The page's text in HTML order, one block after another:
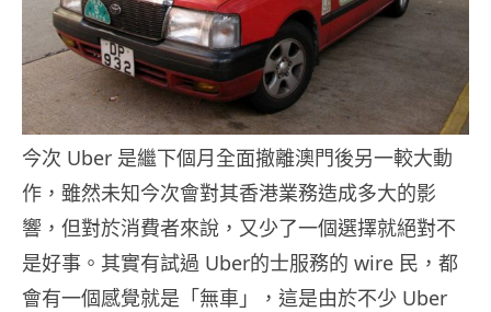
今次 Uber 是繼下個月全面撤離澳門後另一較大動
作，雖然未知今次會對其香港業務造成多大的影
響，但對於消費者來說，又少了一個選擇就絕對不
是好事。其實有試過 Uber的士服務的 wire 民，都
會有一個感覺就是「無車」，這是由於不少 Uber